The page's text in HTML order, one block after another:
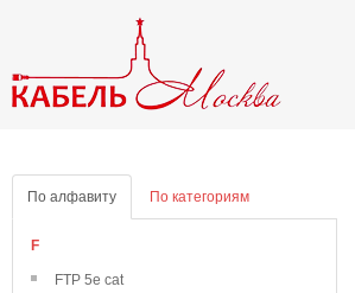
По алфавиту По категориям
F
FTP 5e cat